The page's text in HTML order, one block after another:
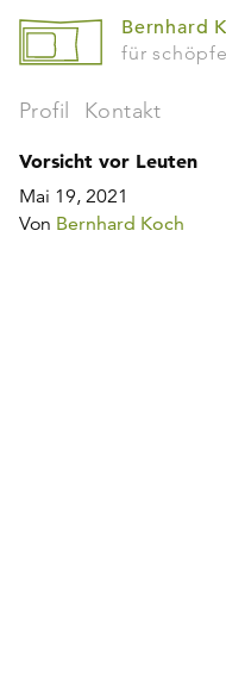
Bernhard
für
Profil Kontakt
Vorsicht vor Leuten
Mai 19, 2021
Von Bernhard Koch